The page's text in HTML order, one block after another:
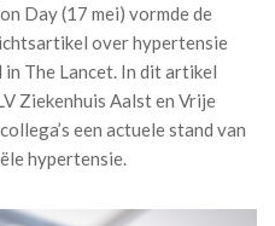
Day (17 mei) vormde de
over hypertensie
The Lancet. In dit artikel
Ziekenhuis Aalst en Vrije
een actuele stand van
hypertensie.